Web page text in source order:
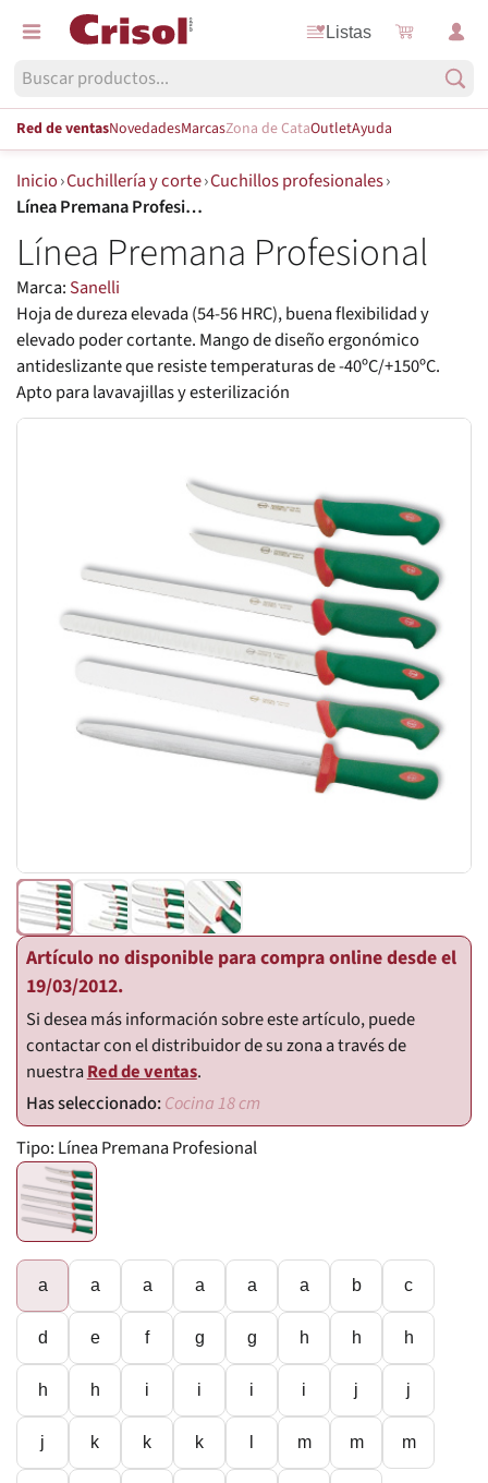
Listas
Red de ventasNovedadesMarcasZona de CataOutletAyuda
Inicio›Cuchillería y corte›Cuchillos profesionales›
Línea Premana Profesional
Línea Premana Profesional
Marca: Sanelli
Hoja de dureza elevada (54-56 HRC), buena flexibilidad y
elevado poder cortante. Mango de diseño ergonómico
antideslizante que resiste temperaturas de -40ºC/+150ºC.
Apto para lavavajillas y esterilización
Artículo no disponible para compra online desde el
19/03/2012.
Si desea más información sobre este artículo, puede
contactar con el distribuidor de su zona a través de
nuestraRed de ventas.
Cocina 18 cm
Tipo: Línea Premana Profesional
a a a a a a b c
d e f g g h h h
h h i i i i j j
j k k k l m m m